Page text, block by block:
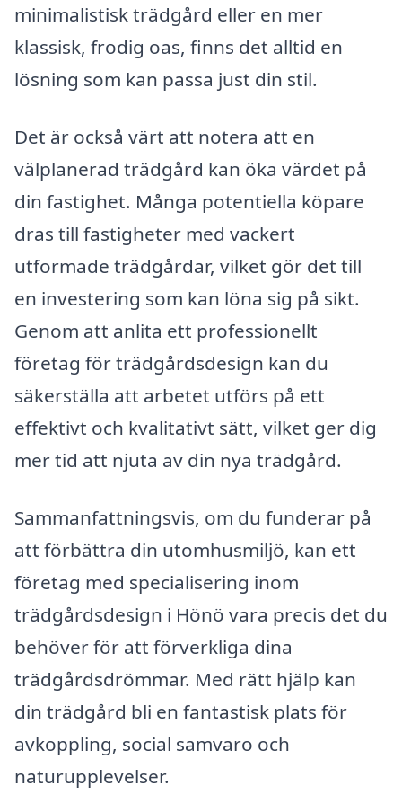
minimalistisk trädgård eller en mer
klassisk, frodig oas, finns det alltid en
lösning som kan passa just din stil.
Det är också värt att notera att en
välplanerad trädgård kan öka värdet på
din fastighet. Många potentiella köpare
dras till fastigheter med vackert
utformade trädgårdar, vilket gör det till
en investering som kan löna sig på sikt.
Genom att anlita ett professionellt
företag för trädgårdsdesign kan du
säkerställa att arbetet utförs på ett
effektivt och kvalitativt sätt, vilket ger dig
mer tid att njuta av din nya trädgård.
Sammanfattningsvis, om du funderar på
att förbättra din utomhusmiljö, kan ett
företag med specialisering inom
trädgårdsdesign i Hönö vara precis det du
behöver för att förverkliga dina
trädgårdsdrömmar. Med rätt hjälp kan
din trädgård bli en fantastisk plats för
avkoppling, social samvaro och
naturupplevelser.